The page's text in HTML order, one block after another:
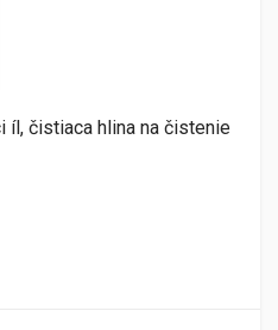
íl, čistiaca hlina na čistenie